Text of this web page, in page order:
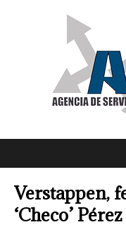
Verstappen,
‘Checo’